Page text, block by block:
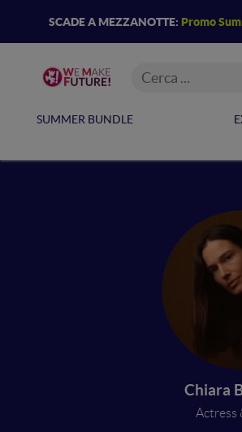
SCADE A MEZZANOTTE: Promo
SUMMER BUNDLE
Chiara
Actress